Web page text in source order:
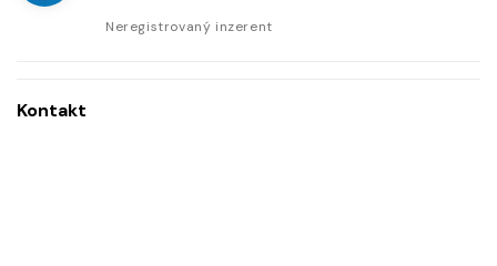
Neregistrovaný inzerent
Kontakt